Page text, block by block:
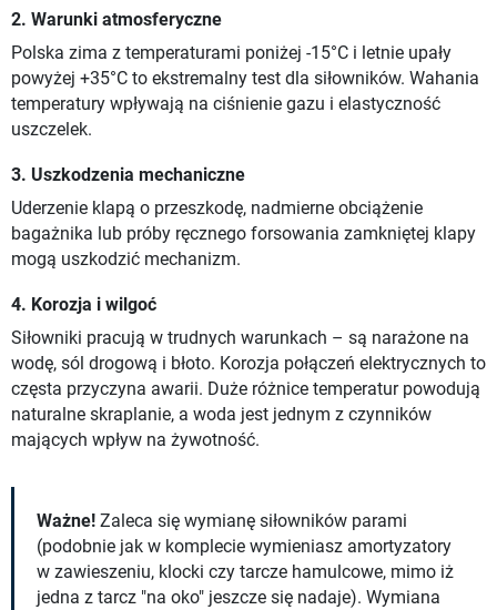
2. Warunki atmosferyczne
Polska zima z temperaturami poniżej -15°C i letnie upały
powyżej +35°C to ekstremalny test dla siłowników. Wahania
temperatury wpływają na ciśnienie gazu i elastyczność
uszczelek.
3. Uszkodzenia mechaniczne
Uderzenie klapą o przeszkodę, nadmierne obciążenie
bagażnika lub próby ręcznego forsowania zamkniętej klapy
mogą uszkodzić mechanizm.
4. Korozja i wilgoć
Siłowniki pracują w trudnych warunkach – są narażone na
wodę, sól drogową i błoto. Korozja połączeń elektrycznych to
częsta przyczyna awarii. Duże różnice temperatur powodują
naturalne skraplanie, a woda jest jednym z czynników
mających wpływ na żywotność.
Ważne! Zaleca się wymianę siłowników parami
(podobnie jak w komplecie wymieniasz amortyzatory
w zawieszeniu, klocki czy tarcze hamulcowe, mimo iż
jedna z tarcz "na oko" jeszcze się nadaje). Wymiana